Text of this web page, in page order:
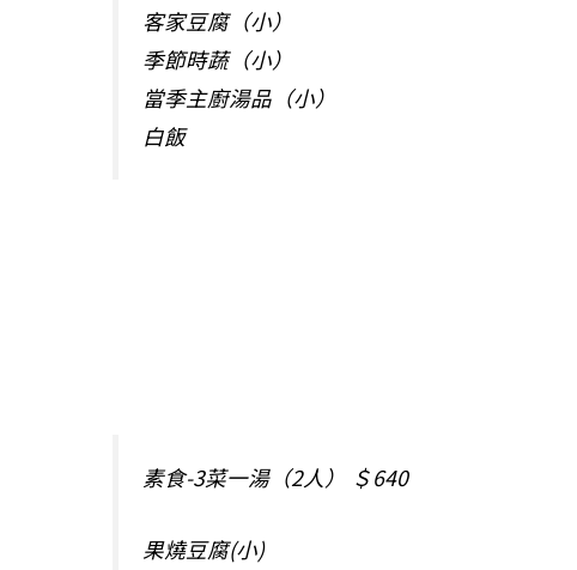
客家豆腐（小）
季節時蔬（小）
當季主廚湯品（小）
白飯
素食-3菜一湯（2人） ＄640
果燒豆腐(小)